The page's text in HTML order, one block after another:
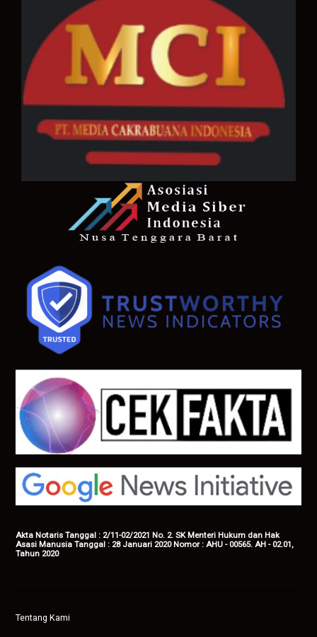
Akta Notaris Tanggal : 2/11-02/2021 No. 2. SK Menteri Hukum dan Hak
Asasi Manusia Tanggal : 28 Januari 2020 Nomor : AHU - 00565. AH - 02.01,
Tahun 2020
Tentang Kami